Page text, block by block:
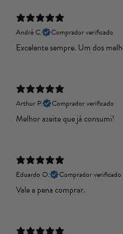
André C.
Comprador verificado
Excelente sempre. Um dos
Arthur P.
Comprador verificado
Melhor azeite que já consumi!
Eduardo O.
Comprador verificado
Vale a pena comprar.